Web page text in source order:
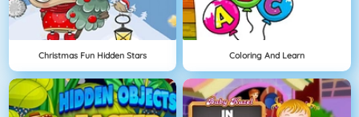
Christmas Fun Hidden Stars Coloring And Learn